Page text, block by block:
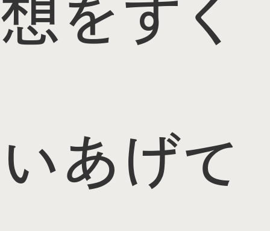
想をすく
いあげて